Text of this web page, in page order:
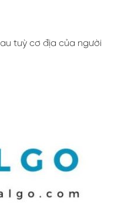
tuỳ cơ địa của người